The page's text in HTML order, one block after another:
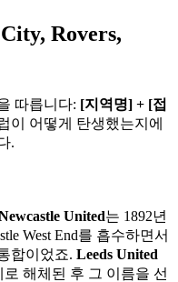
Rovers,
따릅니다: [지역명] + [접
이 어떻게 탄생했는지에
.
United는 1892년
West End를 흡수하면서
합이었죠. Leeds United
해체된 후 그 이름을 선